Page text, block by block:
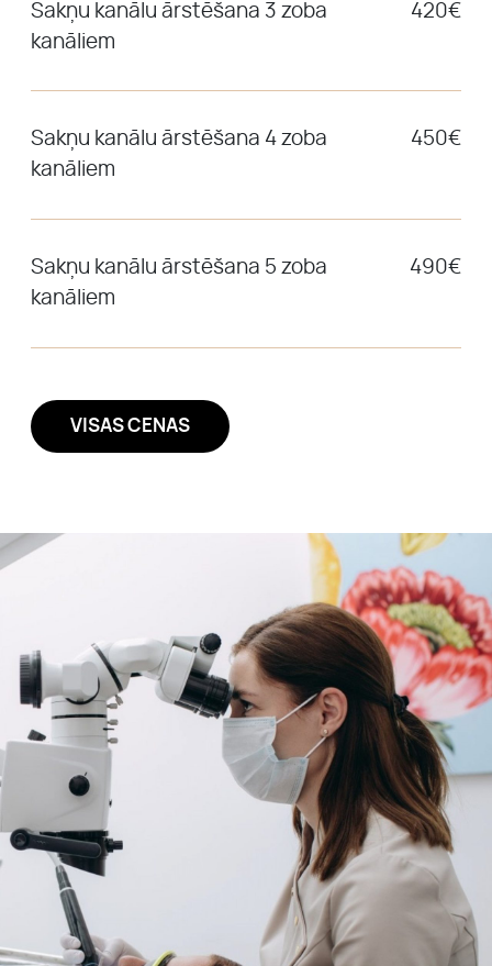
Sakņu kanālu ārstēšana 3 zoba
kanāliem
420€
Sakņu kanālu ārstēšana 4 zoba
kanāliem
450€
Sakņu kanālu ārstēšana 5 zoba
kanāliem
490€
VISAS CENAS